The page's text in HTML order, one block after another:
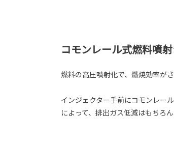
コモンレール式燃料噴
燃料の高圧噴射化で、燃焼効率が
インジェクター手前にコモンレー
によって、排出ガス低減はもちろ